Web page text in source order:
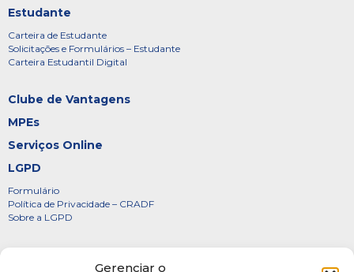
Gerenciar o
Estudante
Carteira de Estudante
Solicitações e Formulários – Estudante
Carteira Estudantil Digital
Clube de Vantagens
MPEs
Serviços Online
LGPD
Formulário
Política de Privacidade – CRADF
Sobre a LGPD